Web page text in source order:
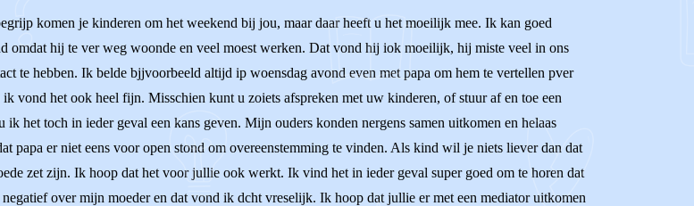
komen je kinderen om het weekend bij jou, maar daar heeft u het moeilijk mee. Ik kan goed
omdat hij te ver weg woonde en veel moest werken. Dat vond hij iok moeilijk, hij miste veel in ons
te hebben. Ik belde bjjvoorbeeld altijd ip woensdag avond even met papa om hem te vertellen pver
vond het ook heel fijn. Misschien kunt u zoiets afspreken met uw kinderen, of stuur af en toe een
het toch in ieder geval een kans geven. Mijn ouders konden nergens samen uitkomen en helaas
papa er niet eens voor open stond om overeenstemming te vinden. Als kind wil je niets liever dan dat
zet zijn. Ik hoop dat het voor jullie ook werkt. Ik vind het in ieder geval super goed om te horen dat
over mijn moeder en dat vond ik dcht vreselijk. Ik hoop dat jullie er met een mediator uitkomen